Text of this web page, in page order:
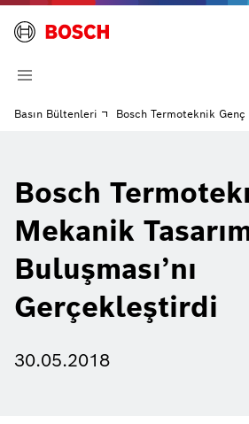
Basın Bültenleri Bosch Termoteknik Genç
Bosch
Mekanik
Buluşması’nı
Gerçekleştirdi
30.05.2018